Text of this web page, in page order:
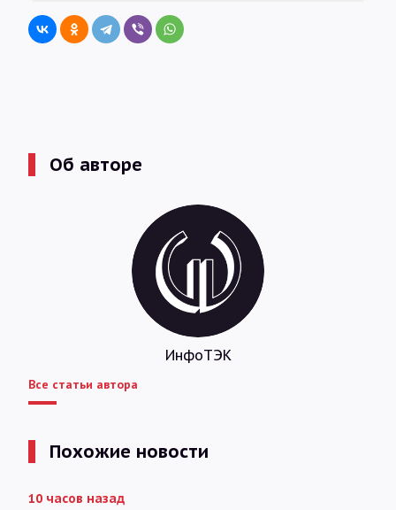
Об авторе
ИнфоТЭК
Все статьи автора
Похожие новости
10 часов назад